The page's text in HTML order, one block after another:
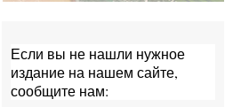
Если вы не нашли нужное
издание на нашем сайте,
сообщите нам: